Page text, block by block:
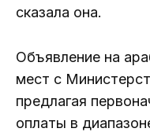
сказала она.
Объявление на
мест с
предлагая
оплаты в